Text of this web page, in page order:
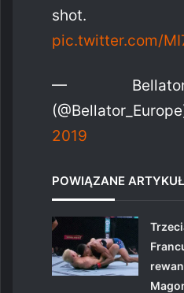
pic.twitter.com/
—
2019
POWIĄZANE